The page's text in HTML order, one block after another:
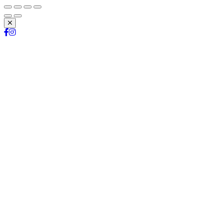
Schließen